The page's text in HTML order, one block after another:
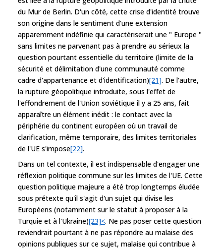
du Mur de Berlin. D'un côté, cette crise d'identité trouve
son origine dans le sentiment d'une extension
apparemment indéfinie qui caractériserait une " Europe "
sans limites ne parvenant pas à prendre au sérieux la
question pourtant essentielle du territoire (limite de la
sécurité et délimitation d'une communauté comme
cadre d'appartenance et d'identification)[21]. De l'autre,
la rupture géopolitique introduite, sous l'effet de
l'effondrement de l'Union soviétique il y a 25 ans, fait
apparaître un élément inédit : le contact avec la
périphérie du continent européen où un travail de
clarification, même temporaire, des limites territoriales
de l'UE s'impose[22].
Dans un tel contexte, il est indispensable d'engager une
réflexion politique commune sur les limites de l'UE. Cette
question politique majeure a été trop longtemps éludée
sous prétexte qu'il s'agit d'un sujet qui divise les
Européens (notamment sur le statut à proposer à la
Turquie et à l'Ukraine)[23]<. Ne pas poser cette question
reviendrait pourtant à ne pas répondre au malaise des
opinions publiques sur ce sujet, malaise qui contribue à